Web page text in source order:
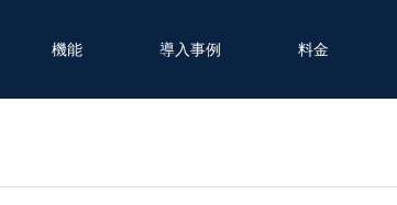
機能 導入事例 料金